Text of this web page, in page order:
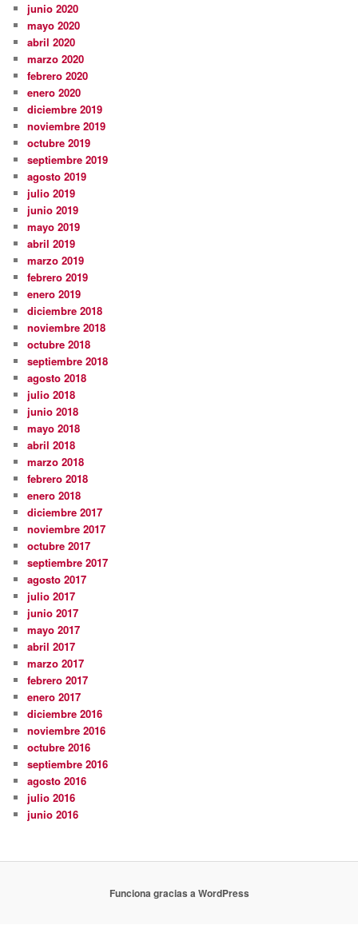
junio 2020
mayo 2020
abril 2020
marzo 2020
febrero 2020
enero 2020
diciembre 2019
noviembre 2019
octubre 2019
septiembre 2019
agosto 2019
julio 2019
junio 2019
mayo 2019
abril 2019
marzo 2019
febrero 2019
enero 2019
diciembre 2018
noviembre 2018
octubre 2018
septiembre 2018
agosto 2018
julio 2018
junio 2018
mayo 2018
abril 2018
marzo 2018
febrero 2018
enero 2018
diciembre 2017
noviembre 2017
octubre 2017
septiembre 2017
agosto 2017
julio 2017
junio 2017
mayo 2017
abril 2017
marzo 2017
febrero 2017
enero 2017
diciembre 2016
noviembre 2016
octubre 2016
septiembre 2016
agosto 2016
julio 2016
junio 2016
Funciona gracias a WordPress